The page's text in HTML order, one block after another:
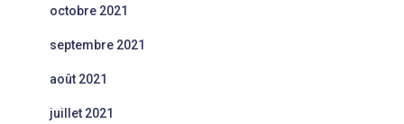
octobre 2021
septembre 2021
août 2021
juillet 2021